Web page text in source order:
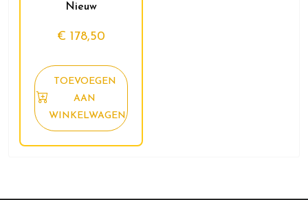
Nieuw
€ 178,50
TOEVOEGEN
AAN
WINKELWAGEN